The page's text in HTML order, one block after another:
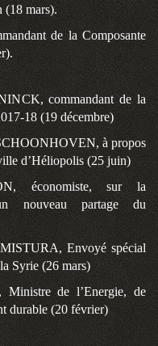
(18 mars).
de la Composante
commandant de la
18 (19 décembre)
à propos
d’Héliopolis (25 juin)
économiste, sur la
un nouveau partage du
Envoyé spécial
Syrie (26 mars)
de l’Energie, de
durable (20 février)